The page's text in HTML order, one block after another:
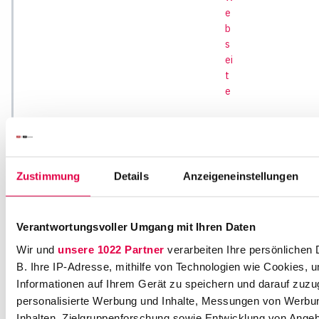
Zustimmung Details Anzeigeneinstellungen
Verantwortungsvoller Umgang mit Ihren Daten
Wir und unsere 1022 Partner verarbeiten Ihre persönlichen
B. Ihre IP-Adresse, mithilfe von Technologien wie Cookies,
Informationen auf Ihrem Gerät zu speichern und darauf
personalisierte Werbung und Inhalte, Messungen von
e
b
s
ei
t
e